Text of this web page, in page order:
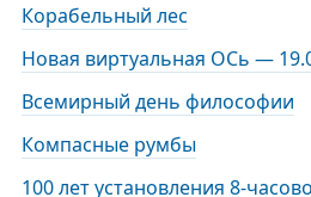
Корабельный лес
Новая виртуальная ОСь —
Всемирный день философии
Компасные румбы
100 лет установления 8-